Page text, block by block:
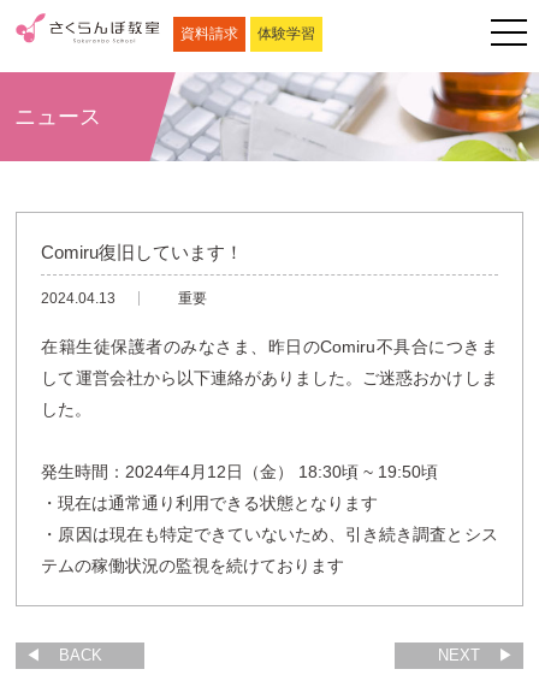
資料請求 体験学習
ニュース
Comiru復旧しています！
2024.04.13 重要
在籍生徒保護者のみなさま、昨日のComiru不具合につきま
して運営会社から以下連絡がありました。ご迷惑おかけしま
した。
発生時間：2024年4月12日（金） 18:30頃 ~ 19:50頃
・現在は通常通り利用できる状態となります
・原因は現在も特定できていないため、引き続き調査とシス
テムの稼働状況の監視を続けております
BACK NEXT